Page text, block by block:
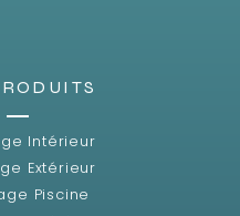
Intérieur
Extérieur
Piscine